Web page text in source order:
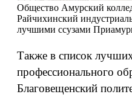
Общество Амурский
Райчихинский
лучшими ссузами
Также в список
профессионального
Благовещенский